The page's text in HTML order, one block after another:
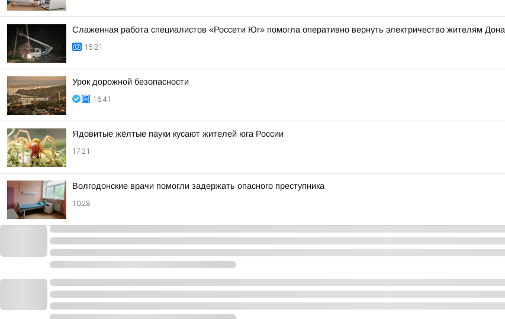
Слаженная работа специалистов «Россети Юг» помогла оперативно вернуть электричество жителям Дона
15:21
Урок дорожной безопасности
16:41
Ядовитые жёлтые пауки кусают жителей юга России
17:21
Волгодонские врачи помогли задержать опасного преступника
10:28